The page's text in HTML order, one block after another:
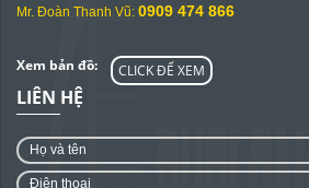
Mr. Đoàn Thanh Vũ: 0909 474 866
Xem bản đồ: CLICK ĐỂ XEM
LIÊN HỆ